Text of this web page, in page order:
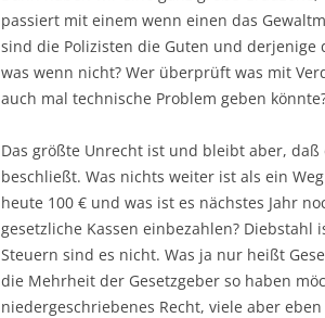
passiert mit einem wenn einen das
sind die Polizisten die Guten und derjenige
was wenn nicht? Wer überprüft was mit
auch mal technische Problem geben
Das größte Unrecht ist und bleibt aber,
beschließt. Was nichts weiter ist als ein
heute 100 € und was ist es nächstes Jahr
gesetzliche Kassen einbezahlen?
Steuern sind es nicht. Was ja nur heißt
die Mehrheit der Gesetzgeber so haben
niedergeschriebenes Recht, viele aber